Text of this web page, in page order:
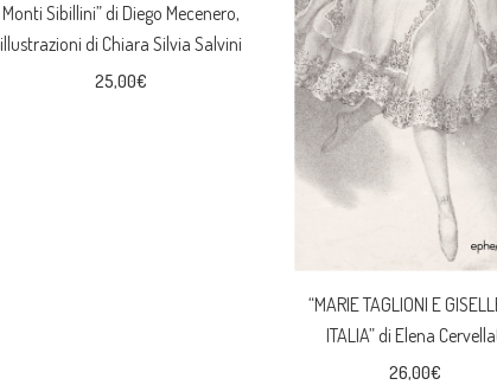
Monti Sibillini” di Diego Mecenero,
illustrazioni di Chiara Silvia Salvini
25,00€
“MARIE TAGLIONI E
ITALIA” di Elena
26,00€